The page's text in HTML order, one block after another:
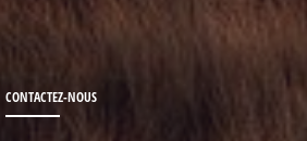
CONTACTEZ-NOUS